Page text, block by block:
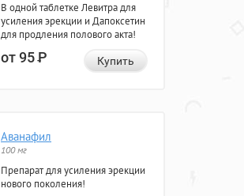
В одной таблетке Левитра для
усиления эрекции и Дапоксетин
для продления полового акта!
от 95Р Купить
Аванафил
100 мг
Препарат для усиления эрекции
нового поколения!